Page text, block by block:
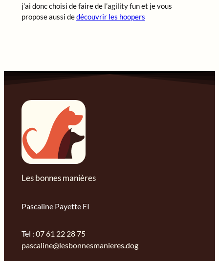
j’ai donc choisi de faire de l’agility fun et je vous
propose aussi dedécouvrir les hoopers
Les bonnes manières
Pascaline Payette EI
Tel : 07 61 22 28 75
pascaline@lesbonnesmanieres.dog